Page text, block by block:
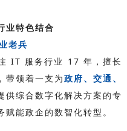
业特色结合
老兵
IT 服务行业 17 年，擅长
带领着一支为政府、交通、
供综合数字化解决方案的专
能政企的数智化转型。